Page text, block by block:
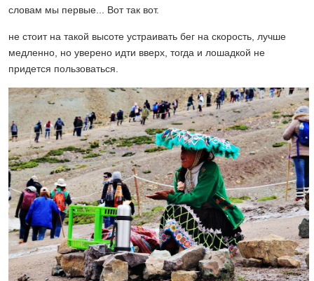
словам мы первые... Вот так вот.
не стоит на такой высоте устраивать бег на скорость, лучше
медленно, но уверено идти вверх, тогда и лошадкой не
придется пользоваться.